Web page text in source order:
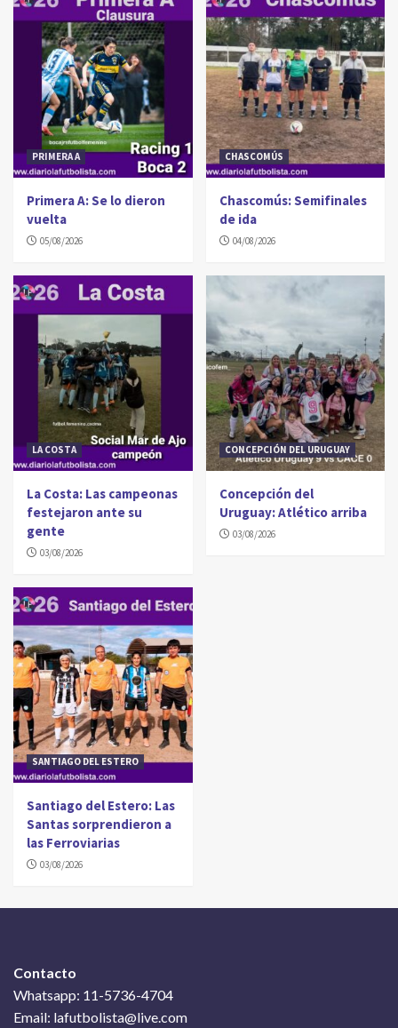
PRIMERA A
Primera A: Se lo dieron
vuelta
05/08/2026
CHASCOMÚS
Chascomús: Semifinales
de ida
04/08/2026
LA COSTA
La Costa: Las campeonas
festejaron ante su
gente
03/08/2026
CONCEPCIÓN DEL URUGUAY
Concepción del
Uruguay: Atlético arriba
03/08/2026
SANTIAGO DEL ESTERO
Santiago del Estero: Las
Santas sorprendieron a
las Ferroviarias
03/08/2026
Contacto
Whatsapp: 11-5736-4704
Email: lafutbolista@live.com